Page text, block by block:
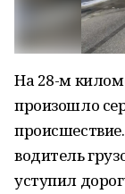
На 28-м
произошло
водитель
уступил